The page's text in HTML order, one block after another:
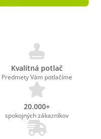
Kvalitná potlač
Predmety Vám potlačíme
20.000+
spokojných zákazníkov